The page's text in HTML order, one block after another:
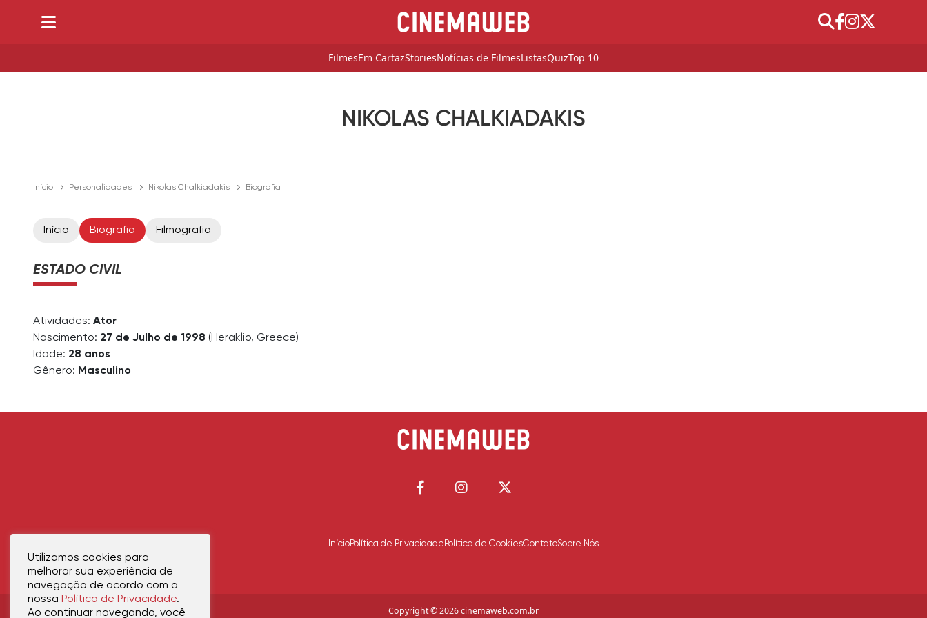
FilmesEm CartazStoriesNotícias de FilmesListasQuizTop 10
NIKOLAS CHALKIADAKIS
Início Personalidades Nikolas Chalkiadakis Biografia
Início Biografia Filmografia
ESTADO CIVIL
Atividades: Ator
Nascimento: 27 de Julho de 1998 (Heraklio, Greece)
Idade: 28 anos
Gênero: Masculino
InícioPolítica de Privacidade Política de CookiesContatoSobre Nós
Copyright © 2026 cinemaweb.com.br
Utilizamos cookies para
melhorar sua experiência de
navegação de acordo com a
nossa Política de Privacidade.
Ao continuar navegando, você